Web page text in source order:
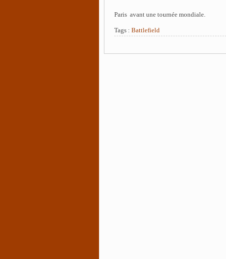
Paris avant une tournée mondiale.
Tags : Battlefield